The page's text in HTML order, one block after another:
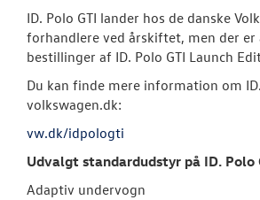
ID. Polo GTI lander hos de danske
forhandlere ved årskiftet, men der er
bestillinger af ID. Polo GTI Launch
Du kan finde mere information om
volkswagen.dk:
vw.dk/idpologti
Udvalgt standardudstyr på ID. Polo
Adaptiv undervogn